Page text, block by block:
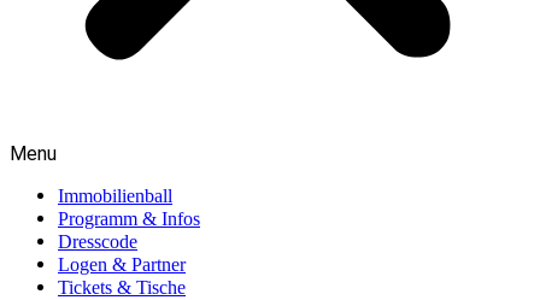
Menu
Immobilienball
Programm & Infos
Dresscode
Logen & Partner
Tickets & Tische